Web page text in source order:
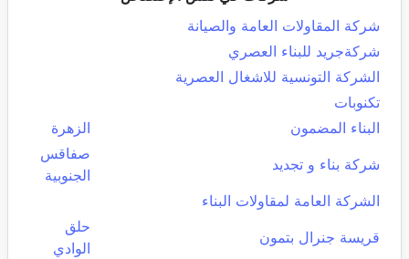
شركة المقاولات العامة والصيانة
شركةجريد للبناء العصري
الشركة التونسية للاشغال العصرية
تكنوبات
البناء المضمون
الزهرة
شركة بناء و تجديد
صفاقس
الجنوبية
الشركة العامة لمقاولات البناء
قريسة جنرال بتمون
حلق
الوادي